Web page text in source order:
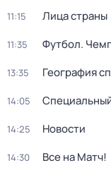
11:15 Лица страны
11:35 Футбол.
13:35 География
14:05
14:25 Новости
14:30 Все на Матч!